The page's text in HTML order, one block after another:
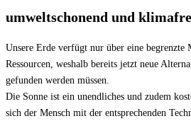
umweltschonend und
Unsere Erde verfügt nur über eine begrenzte
Ressourcen, weshalb bereits jetzt neue
gefunden werden müssen.
Die Sonne ist ein unendliches und zudem
sich der Mensch mit der entsprechenden